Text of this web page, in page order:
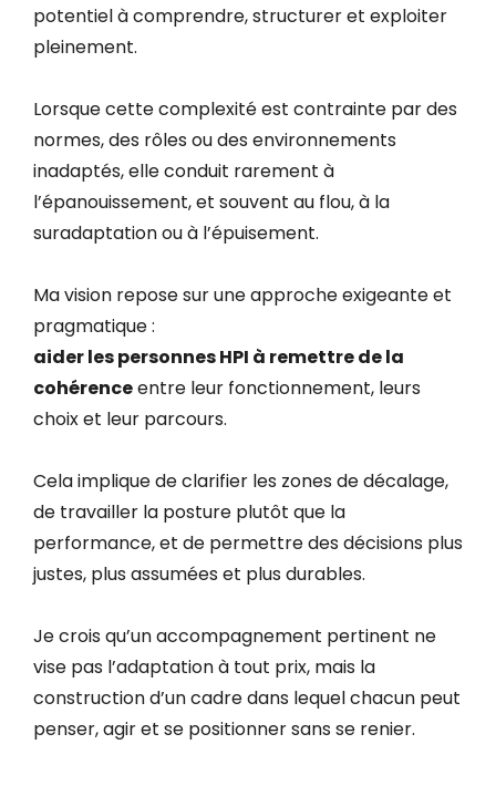
potentiel à comprendre, structurer et exploiter
pleinement.
Lorsque cette complexité est contrainte par des
normes, des rôles ou des environnements
inadaptés, elle conduit rarement à
l’épanouissement, et souvent au flou, à la
suradaptation ou à l’épuisement.
Ma vision repose sur une approche exigeante et
pragmatique :
aider les personnes HPI à remettre de la
cohérenceentre leur fonctionnement, leurs
choix et leur parcours.
Cela implique de clarifier les zones de décalage,
de travailler la posture plutôt que la
performance, et de permettre des décisions plus
justes, plus assumées et plus durables.
Je crois qu’un accompagnement pertinent ne
vise pas l’adaptation à tout prix, mais la
construction d’un cadre dans lequel chacun peut
penser, agir et se positionner sans se renier.